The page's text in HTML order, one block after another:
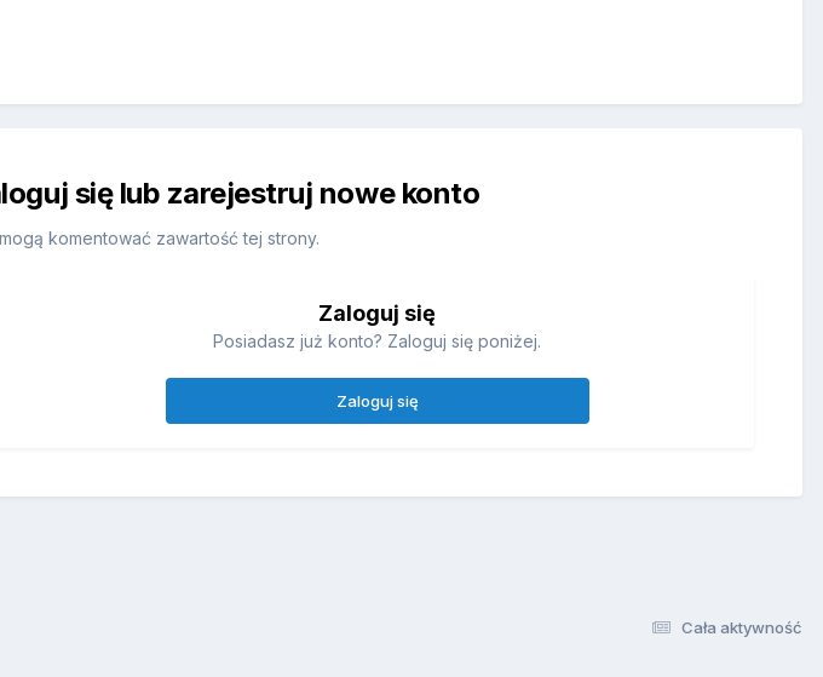
się lub zarejestruj nowe konto
komentować zawartość tej strony.
Zaloguj się
Posiadasz już konto? Zaloguj się poniżej.
Zaloguj się
Cała aktywność